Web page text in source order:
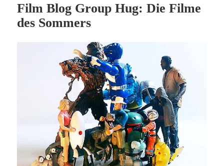
Film Blog Group Hug: Die Filme
des Sommers